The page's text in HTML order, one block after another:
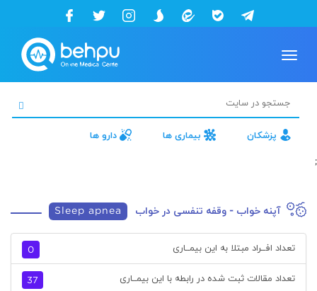
Toggle
پزشکان بیماری ها دارو ها
;
آپنه خواب - وقفه تنفسی در خواب Sleep apnea
تعداد افــراد مبتلا به این بیمــاری 0
تعداد مقالات ثبت شده در رابطه با این بیمــاری 37